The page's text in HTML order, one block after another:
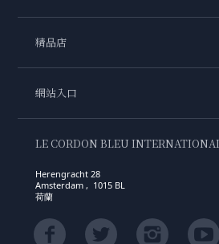
精品店
網站入口
LE CORDON BLEU
Herengracht 28
Amsterdam , 1015 BL
荷蘭